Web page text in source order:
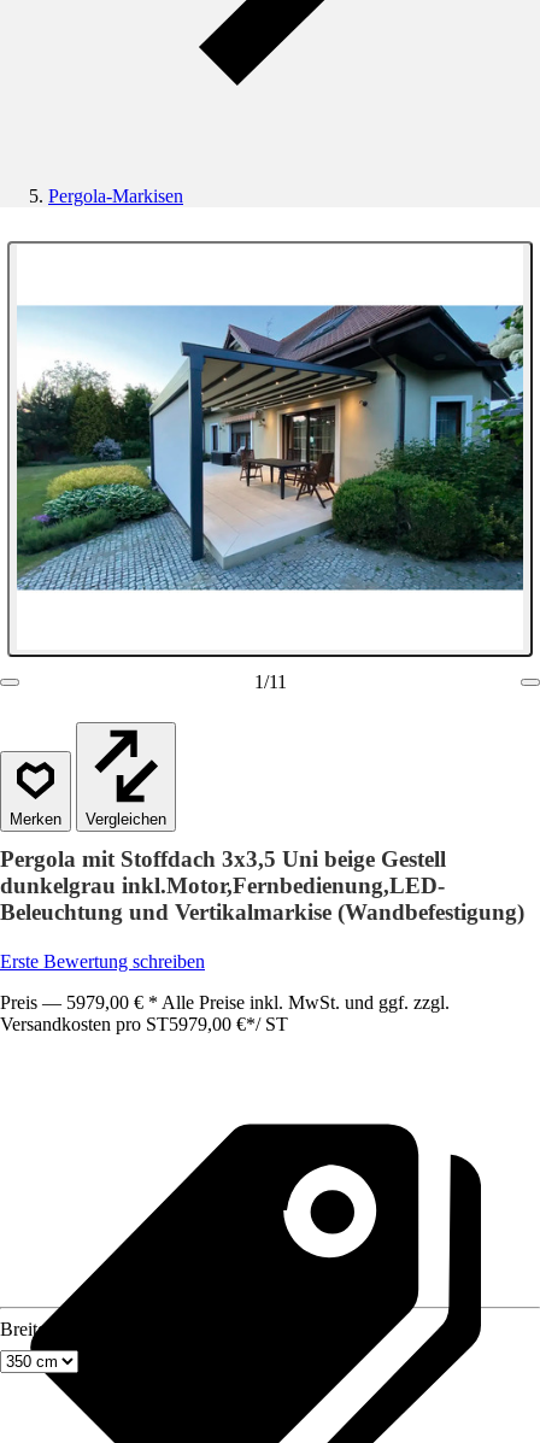
Pergola-Markisen
1/11
Vergleichen
Pergola mit Stoffdach 3x3,5 Uni beige Gestell
dunkelgrau inkl.Motor,Fernbedienung,LED-
Beleuchtung und Vertikalmarkise (Wandbefestigung)
Erste Bewertung schreiben
Preis — 5979,00 € * Alle Preise inkl. MwSt. und ggf. zzgl.
Versandkosten pro ST5979,00 €*/ ST
Breite